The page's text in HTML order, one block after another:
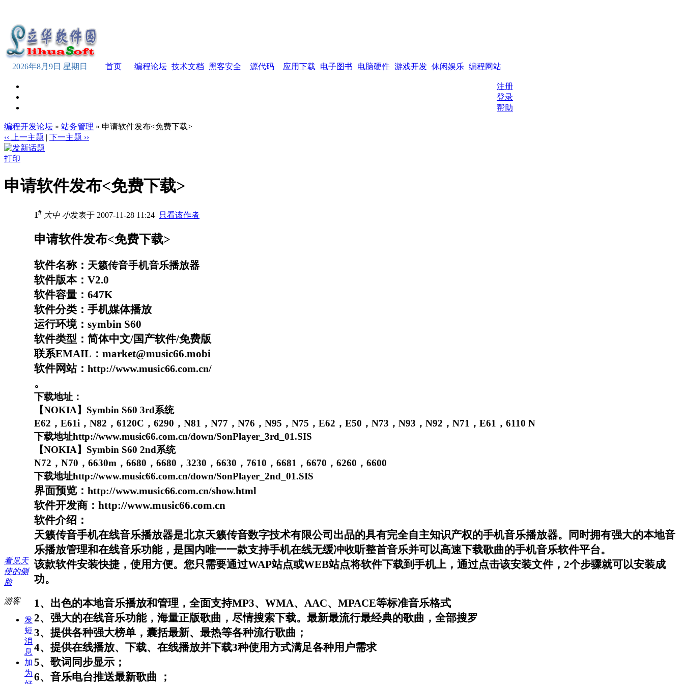
2026年8月9日 星期日 首页 编程论坛 技术文档 黑客安全 源代码 应用下载 电子图书 电脑硬件 游戏开发 休闲娱乐 编程网站
注册
登录
帮助
编程开发论坛 » 站务管理 » 申请软件发布<免费下载>
‹‹ 上一主题 | 下一主题 ››
打印
申请软件发布<免费下载>
看见天
使的侧
脸
游客
发
短
消
息
加
为
1# 大中 小发表于 2007-11-28 11:24 只看该作者
申请软件发布<免费下载>
软件名称： 天籁传音手机音乐播放器
软件版本： V2.0
软件容量： 647K
软件分类：手机媒体播放
运行环境： symbin S60
软件类型：简体中文/国产软件/免费版
联系EMAIL ： market@music66.mobi
软件网站： http://www.music66.com.cn/
。
下载地址：
【NOKIA】 Symbin S60 3rd系统
E62 ， E61i ， N82 ， 6120C ， 6290 ， N81 ， N77 ， N76 ， N95 ， N75 ， E62 ， E50 ， N73 ， N93 ， N92 ， N71 ， E61 ， 6110 N
下载地址http://www.music66.com.cn/down/SonPlayer_3rd_01.SIS
【NOKIA】 Symbin S60 2nd系统
N72 ， N70 ， 6630m ， 6680 ， 6680 ， 3230 ， 6630 ， 7610 ， 6681 ， 6670 ， 6260 ， 6600
下载地址http://www.music66.com.cn/down/SonPlayer_2nd_01.SIS
界面预览： http://www.music66.com.cn/show.html
软件开发商： http://www.music66.com.cn
软件介绍：
天籁传音手机在线音乐播放器是北京天籁传音数字技术有限公司出品的具有完全自主知识产权的手机音乐播放器。同时拥有强大的本地音
乐播放管理和在线音乐功能，是国内唯一一款支持手机在线无缓冲收听整首音乐并可以高速下载歌曲的手机音乐软件平台。
该款软件安装快捷，使用方便。您只需要通过WAP站点或WEB站点将软件下载到手机上，通过点击该安装文件， 2个步骤就可以安装成
功。
1、出色的本地音乐播放和管理，全面支持MP3、 WMA、 AAC、 MPACE等标准音乐格式
2、强大的在线音乐功能，海量正版歌曲，尽情搜索下载。最新最流行最经典的歌曲，全部搜罗
3、提供各种强大榜单，囊括最新、最热等各种流行歌曲；
4、提供在线播放、下载、在线播放并下载3种使用方式满足各种用户需求
5、歌词同步显示；
6、音乐电台推送最新歌曲
；